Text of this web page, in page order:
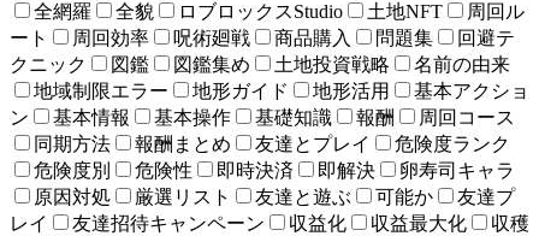
全網羅
全貌 ロブロックスStudio 土地NFT
周回ル
ート
周回効率 呪術廻戦 商品購入 問題集
回避テ
クニック
図鑑 図鑑集め 土地投資戦略
名前の由来
地域制限エラー
地形ガイド 地形活用
基本アクショ
ン
基本情報 基本操作 基礎知識 報酬
周回コース
同期方法
報酬まとめ 友達とプレイ
危険度ランク
危険度別
危険性 即時決済 即解決
卵寿司キャラ
原因対処
厳選リスト 友達と遊ぶ 可能か
友達プ
レイ
友達招待キャンペーン 収益化 収益最大化
収穫